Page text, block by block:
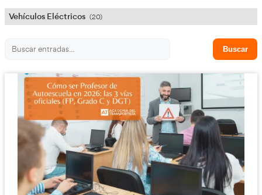
Profesor Autoescuela (3)
Seguridad Vial
Tacógrafo Digital (57)
Teleformación / E-Learning (186)
Título de Transportista (75)
Transporte animales (4)